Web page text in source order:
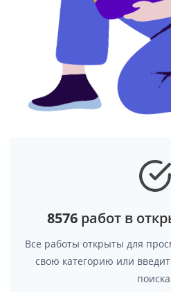
8576работ в
Все работы открыты для
свою категорию или